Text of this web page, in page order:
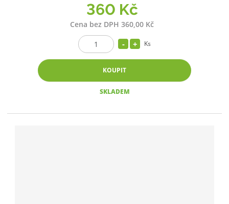
360 Kč
Cena bez DPH 360,00 Kč
Ks
KOUPIT
SKLADEM